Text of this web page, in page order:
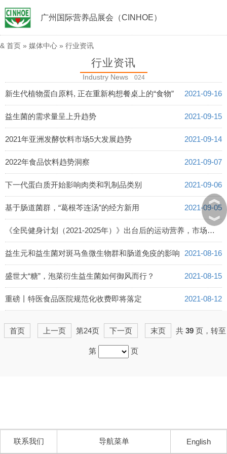
广州国际营养品展会（CINHOE）
& 首页 » 媒体中心 » 行业资讯
行业资讯
Industry News 024
新生代植物蛋白原料, 正在重新构想餐桌上的“食物” 2021-09-16
益生菌的需求量呈上升趋势 2021-09-15
2021年亚洲发酵饮料市场5大发展趋势 2021-09-14
2022年食品饮料趋势洞察 2021-09-07
下一代蛋白质开始影响肉类和乳制品类别 2021-09-06
基于肠道菌群，“葛根芩连汤”的经方新用 2021-09-05
《全民健身计划（2021-2025年）》出台后的运动营养，市场能有多大？
2021-08-17
益生元和益生菌对斑马鱼微生物群和肠道免疫的影响 2021-08-16
盛世大“糖”，泡菜衍生益生菌如何御风而行？ 2021-08-15
重磅丨特医食品医院规范化收费即将落定 2021-08-12
首页 上一页 第24页 下一页 末页 共 39页，转至
第 页
︽
︾
联系我们 导航菜单 English